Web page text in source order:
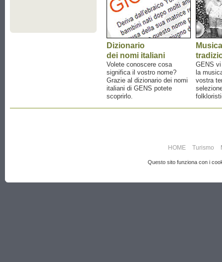
Dizionario
dei nomi italiani
Volete conoscere cosa
significa il vostro nome?
Grazie al dizionario dei nomi
italiani di GENS potete
scoprirlo.
Musica
GENS
la
vostra
HOME Turismo
Questo sito funziona con i